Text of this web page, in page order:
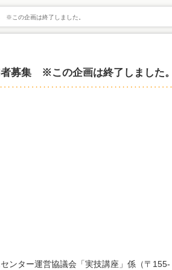
※この企画は終了しました。
者募集 ※この企画は終了しました
ンター運営協議会「実技講座」係（〒155-